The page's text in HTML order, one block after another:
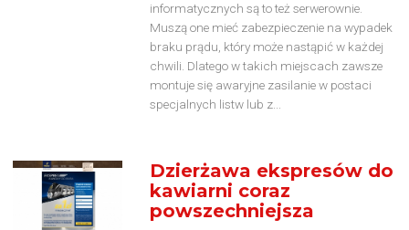
informatycznych są to też serwerownie.
Muszą one mieć zabezpieczenie na wypadek
braku prądu, który może nastąpić w każdej
chwili. Dlatego w takich miejscach zawsze
montuje się awaryjne zasilanie w postaci
specjalnych listw lub z...
Dzierżawa ekspresów do
kawiarni coraz
powszechniejsza